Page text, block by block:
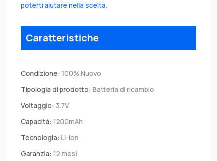
poterti aiutare nella scelta.
Caratteristiche
Condizione: 100% Nuovo
Tipologia di prodotto: Batteria di ricambio
Voltaggio: 3.7V
Capacità: 1200mAh
Tecnologia: Li-ion
Garanzia: 12 mesi